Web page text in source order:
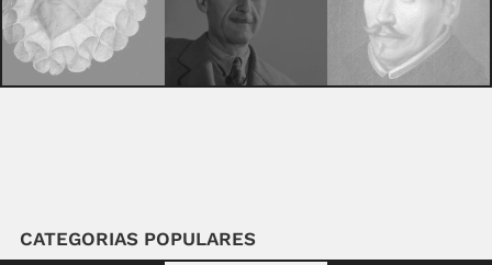
CATEGORIAS POPULARES